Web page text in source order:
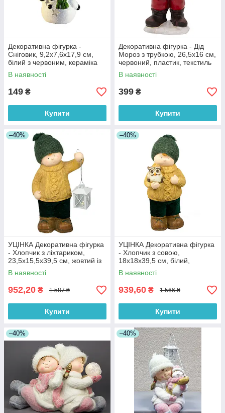
Декоративна фігурка -
Сніговик, 9,2x7,6x17,9 см,
білий з червоним, кераміка
(022847)
В наявності
149 ₴
Купити
Декоративна фігурка - Дід
Мороз з трубкою, 26,5x16 см,
червоний, пластик, текстиль
(011766)
В наявності
399 ₴
Купити
–40%
УЦІНКА Декоративна фігурка
- Хлопчик з ліхтариком,
23,5x15,5x39,5 см, жовтий із
зеленим, магнезія (920012-1)
В наявності
952,20 ₴ 1 587 ₴
Купити
–40%
УЦІНКА Декоративна фігурка
- Хлопчик з совою,
18x18x39,5 см, білий,
магнезія (920029-1)
В наявності
939,60 ₴ 1 566 ₴
Купити
–40% –40%